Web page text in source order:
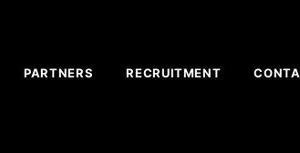
PARTNERS RECRUITMENT